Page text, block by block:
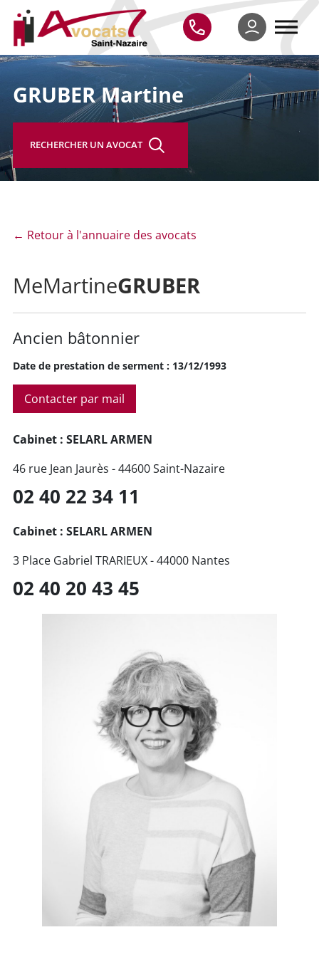
GRUBER Martine
RECHERCHER UN AVOCAT
← Retour à l'annuaire des avocats
MeMartineGRUBER
Ancien bâtonnier
Date de prestation de serment : 13/12/1993
Contacter par mail
Cabinet : SELARL ARMEN
46 rue Jean Jaurès - 44600 Saint-Nazaire
02 40 22 34 11
Cabinet : SELARL ARMEN
3 Place Gabriel TRARIEUX - 44000 Nantes
02 40 20 43 45